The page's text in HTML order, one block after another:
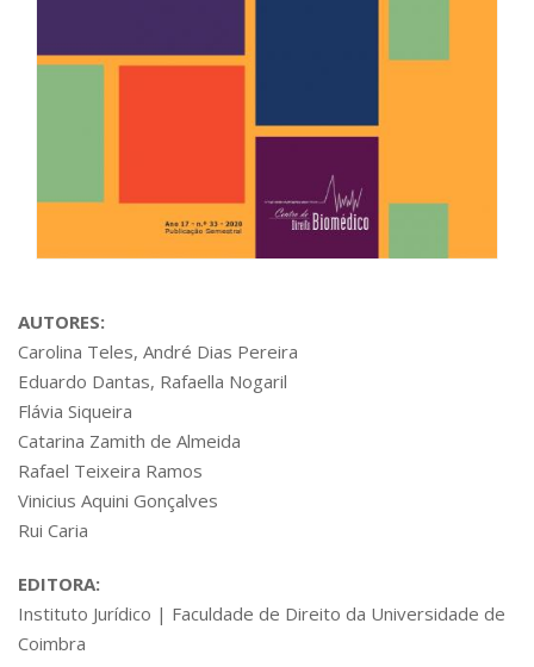
AUTORES:
Carolina Teles, André Dias Pereira
Eduardo Dantas, Rafaella Nogaril
Flávia Siqueira
Catarina Zamith de Almeida
Rafael Teixeira Ramos
Vinicius Aquini Gonçalves
Rui Caria
EDITORA:
Instituto Jurídico | Faculdade de Direito da Universidade de
Coimbra